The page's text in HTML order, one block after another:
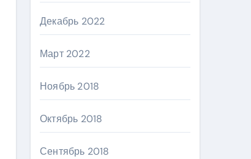
Декабрь 2022
Март 2022
Ноябрь 2018
Октябрь 2018
Сентябрь 2018